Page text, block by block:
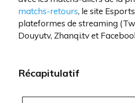
matchs-retours, le site
plateformes de streaming
Douyutv, Zhanqi.tv et
Récapitulatif